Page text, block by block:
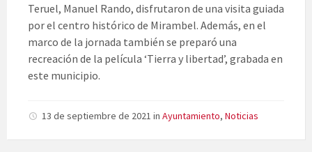
Teruel, Manuel Rando, disfrutaron de una visita guiada
por el centro histórico de Mirambel. Además, en el
marco de la jornada también se preparó una
recreación de la película ‘Tierra y libertad’, grabada en
este municipio.
13 de septiembre de 2021 in Ayuntamiento, Noticias